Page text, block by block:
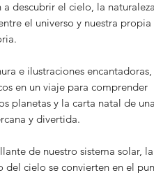
descubrir el cielo, la
el universo y nuestra propia
e ilustraciones encantadoras,
en un viaje para comprender
planetas y la carta natal de una
y divertida.
de nuestro sistema solar, la
cielo se convierten en el